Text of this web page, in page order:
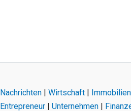
Nachrichten | Wirtschaft | Immobilien
Entrepreneur | Unternehmen |